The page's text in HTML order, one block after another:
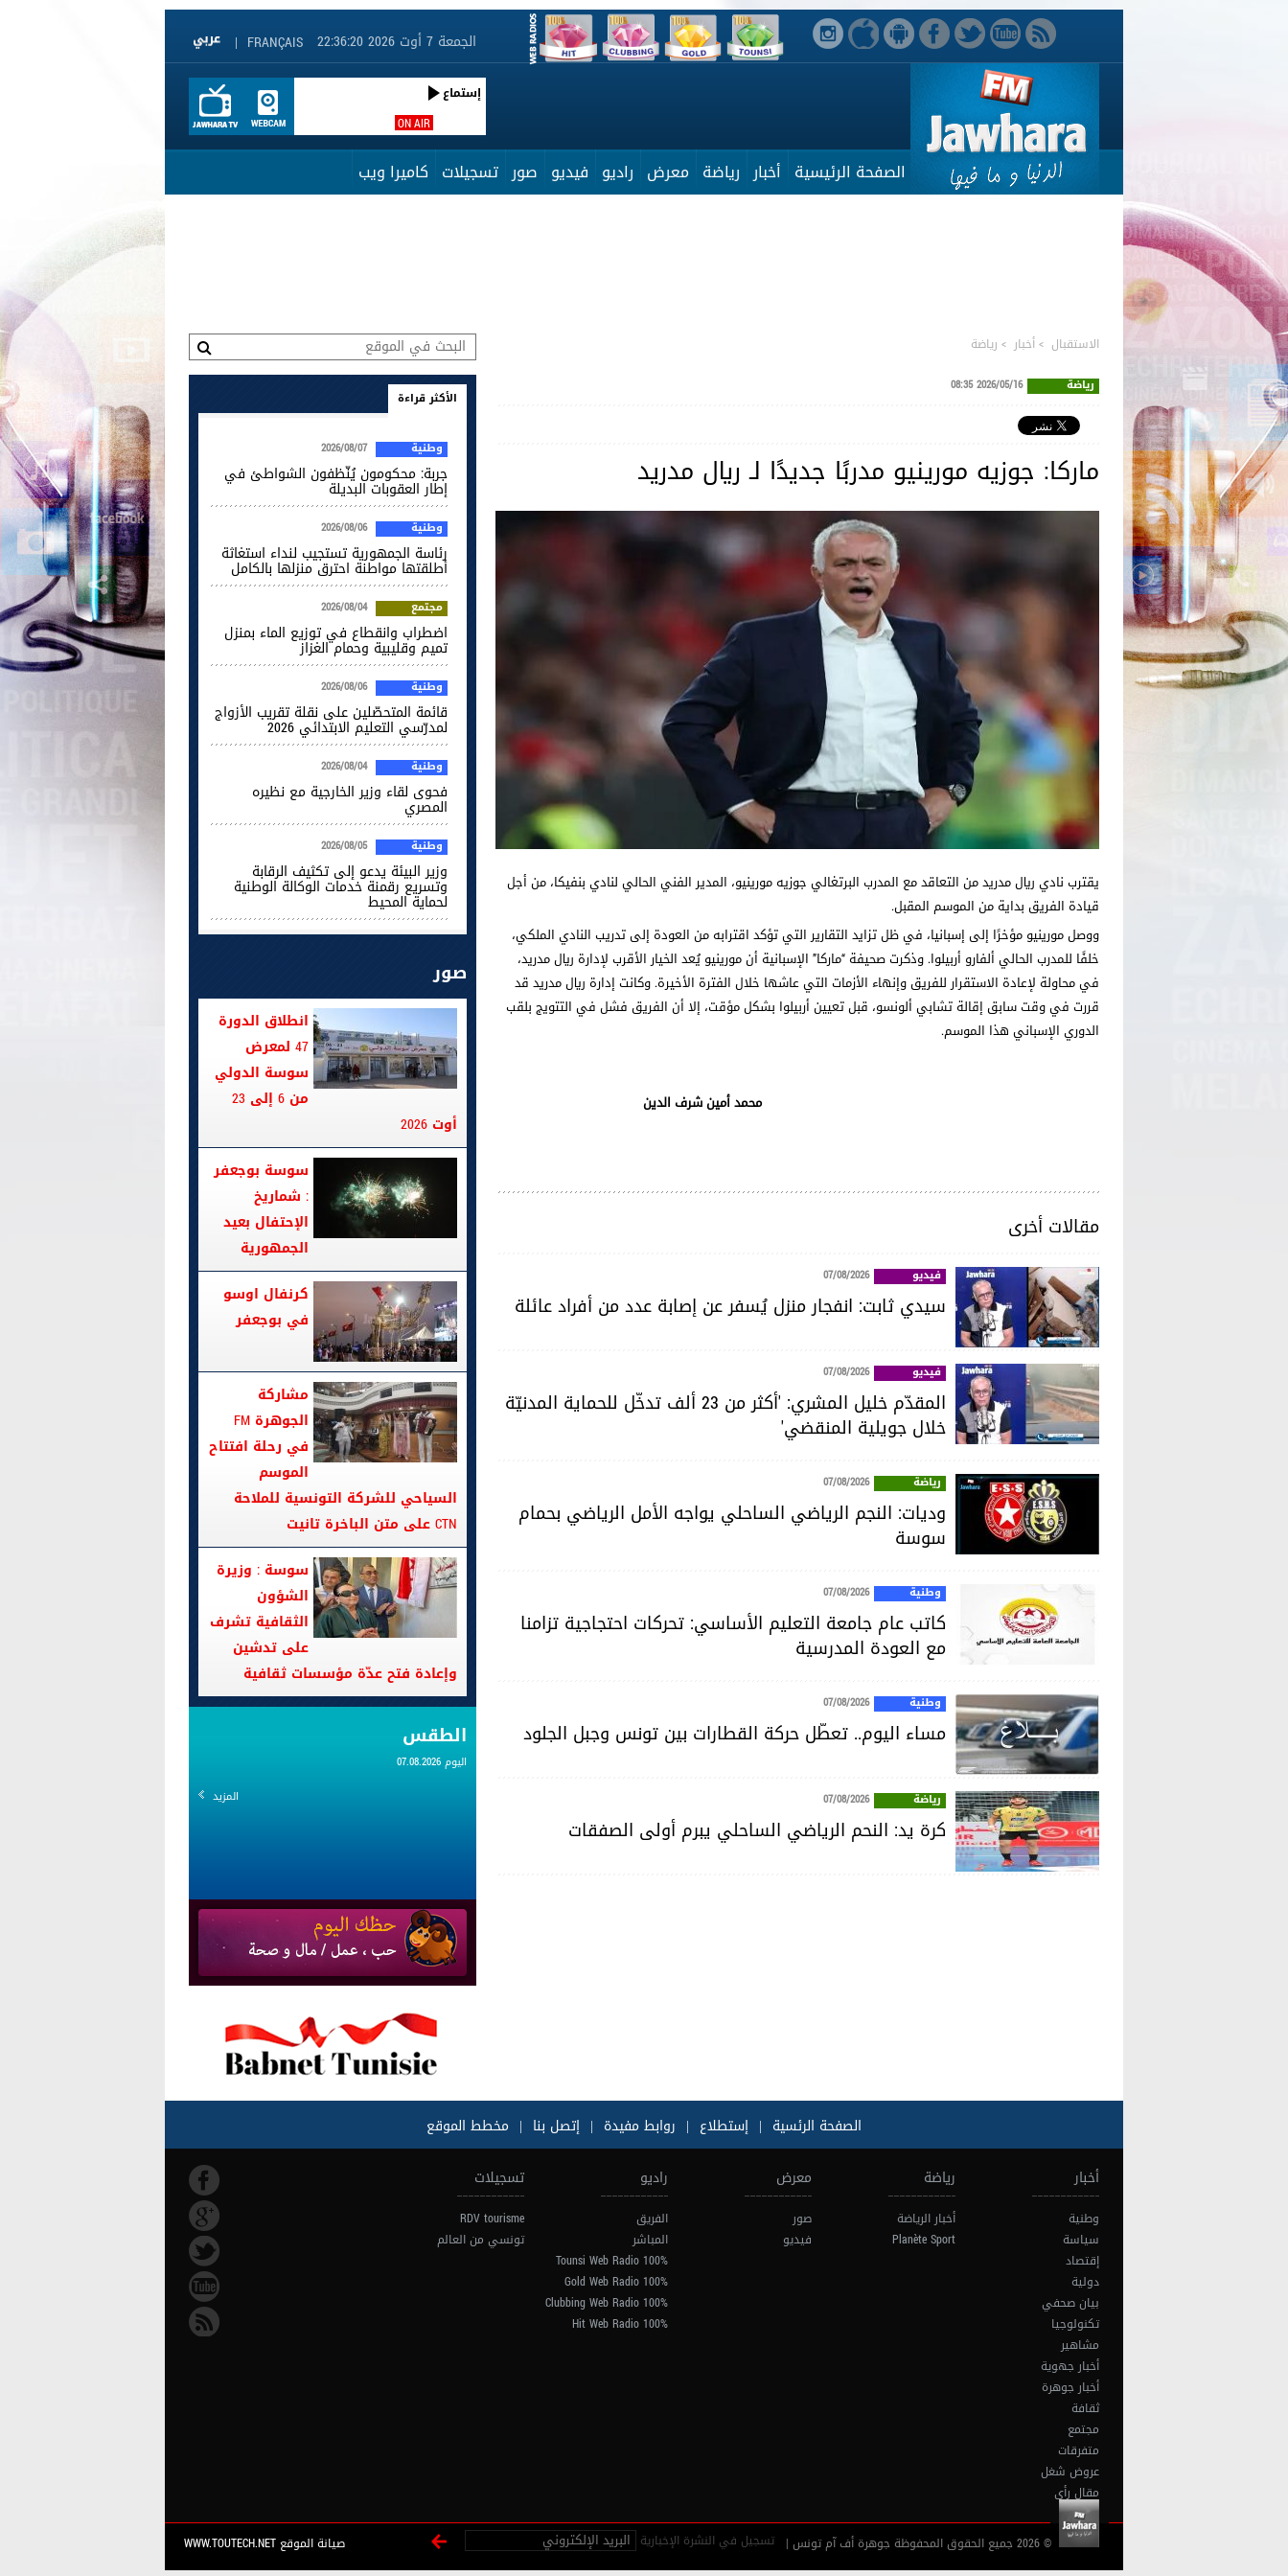
FRANÇAIS
| الجمعة 7 أوت 2026 22:36:20
ON AIR
إستماع
الصفحة الرئيسية أخبار رياضة معرض راديو فيديو صور تسجيلات كاميرا ويب
الاستقبال >أخبار > رياضة
رياضة 2026/05/16 08:35
ماركا: جوزيه مورينيو مدربًا جديدًا لـ ريال مدريد
يقترب نادي ريال مدريد من التعاقد مع المدرب البرتغالي جوزيه مورينيو، المدير الفني الحالي لنادي بنفيكا، من أجل
قيادة الفريق بداية من الموسم المقبل.
ووصل مورينيو مؤخرًا إلى إسبانيا، في ظل تزايد التقارير التي تؤكد اقترابه من العودة إلى تدريب النادي الملكي،
خلفًا للمدرب الحالي ألفارو أربيلوا. وذكرت صحيفة “ماركا” الإسبانية أن مورينيو يُعد الخيار الأقرب لإدارة ريال مدريد،
في محاولة لإعادة الاستقرار للفريق وإنهاء الأزمات التي عاشها خلال الفترة الأخيرة. وكانت إدارة ريال مدريد قد
قررت في وقت سابق إقالة تشابي ألونسو، قبل تعيين أربيلوا بشكل مؤقت، إلا أن الفريق فشل في التتويج بلقب
الدوري الإسباني هذا الموسم.
محمد أمين شرف الدين
مقالات أخرى
فيديو 07/08/2026
سيدي ثابت: انفجار منزل يُسفر عن إصابة عدد من أفراد عائلة
فيديو 07/08/2026
المقدّم خليل المشري: 'أكثر من 23 ألف تدخّل للحماية المدنيّة
خلال جويلية المنقضي'
رياضة 07/08/2026
وديات: النجم الرياضي الساحلي يواجه الأمل الرياضي بحمام
سوسة
وطنية 07/08/2026
كاتب عام جامعة التعليم الأساسي: تحركات احتجاجية تزامنا
مع العودة المدرسية
وطنية 07/08/2026
مساء اليوم.. تعطّل حركة القطارات بين تونس وجبل الجلود
رياضة 07/08/2026
كرة يد: النحم الرياضي الساحلي يبرم أولى الصفقات
الأكثر قراءة
وطنية 2026/08/07
جربة: محكومون يُنّظفون الشواطئ في
إطار العقوبات البديلة
وطنية 2026/08/06
رئاسة الجمهورية تستجيب لنداء استغاثة
أطلقتها مواطنة احترق منزلها بالكامل
مجتمع 2026/08/04
اضطراب وانقطاع في توزيع الماء بمنزل
تميم وقليبية وحمام الغزاز
وطنية 2026/08/06
قائمة المتحصّلين على نقلة تقريب الأزواج
لمدرّسي التعليم الابتدائي 2026
وطنية 2026/08/04
فحوى لقاء وزير الخارجية مع نظيره
المصري
وطنية 2026/08/05
وزير البيئة يدعو إلى تكثيف الرقابة
وتسريع رقمنة خدمات الوكالة الوطنية
لحماية المحيط
صور
انطلاق الدورة
47 لمعرض
سوسة الدولي
من 6 إلى 23
أوت 2026
سوسة بوجعفر
: شماريخ
الإحتفال بعيد
الجمهورية
كرنفال اوسو
في بوجعفر
مشاركة
الجوهرة FM
في رحلة افتتاح
الموسم
السياحي للشركة التونسية للملاحة
CTN على متن الباخرة تانيت
سوسة : وزيرة
الشؤون
الثقافية تشرف
على تدشين
وإعادة فتح عدّة مؤسسات ثقافية
الطقس
اليوم 07.08.2026
المزيد
الصفحة الرئسية | إستطلاع | روابط مفيدة | إتصل بنا | مخطط الموقع
أخبار
وطنية
سياسة
إقتصاد
دولية
بيان صحفي
تكنولوجيا
مشاهير
أخبار جهوية
أخبار جوهرة
ثقافة
مجتمع
متفرقات
عروض شغل
مقال رأي
رياضة
أخبار الرياضة
Planète Sport
معرض
صور
فيديو
راديو
الفريق
المباشر
100% Tounsi Web Radio
100% Gold Web Radio
100% Clubbing Web Radio
100% Hit Web Radio
تسجيلات
RDV tourisme
تونسي من العالم
© 2026 جميع الحقوق المحفوظة جوهرة أف آم تونس | تسجيل في النشرة الإخبارية صيانة الموقع WWW.TOUTECH.NET